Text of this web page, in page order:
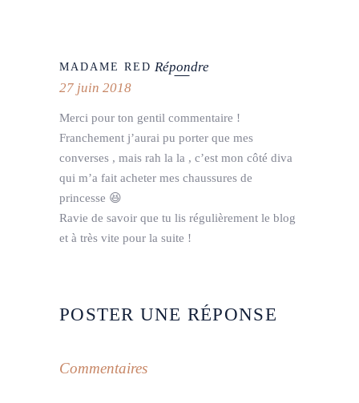
MADAME RED Répondre
27 juin 2018
Merci pour ton gentil commentaire !
Franchement j’aurai pu porter que mes
converses , mais rah la la , c’est mon côté diva
qui m’a fait acheter mes chaussures de
princesse 😆
Ravie de savoir que tu lis régulièrement le blog
et à très vite pour la suite !
POSTER UNE RÉPONSE